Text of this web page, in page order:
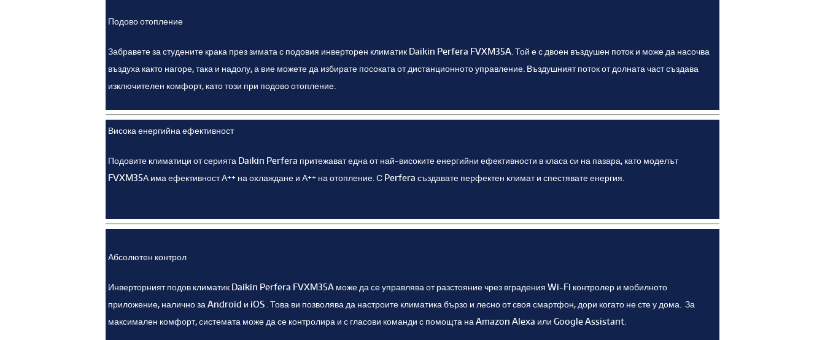
Подово отопление
Забравете за студените крака през зимата с подовия инверторен климатик Daikin Perfera FVXM35A. Той е с двоен въздушен поток и може да насочва
въздуха както нагоре, така и надолу, а вие можете да избирате посоката от дистанционното управление. Въздушният поток от долната част създава
изключителен комфорт, като този при подово отопление.
Висока енергийна ефективност
Подовите климатици от серията Daikin Perfera притежават една от най-високите енергийни ефективности в класа си на пазара, като моделът
FVXM35А има ефективност А++ на охлаждане и А++ на отопление. С Perfera създавате перфектен климат и спестявате енергия.
Абсолютен контрол
Инверторният подов климатик Daikin Perfera FVXM35A може да се управлява от разстояние чрез вградения Wi-Fi контролер и мобилното
приложение, налично за Android и iOS . Това ви позволява да настроите климатика бързо и лесно от своя смартфон, дори когато не сте у дома. За
максимален комфорт, системата може да се контролира и с гласови команди с помощта на Amazon Alexa или Google Assistant.